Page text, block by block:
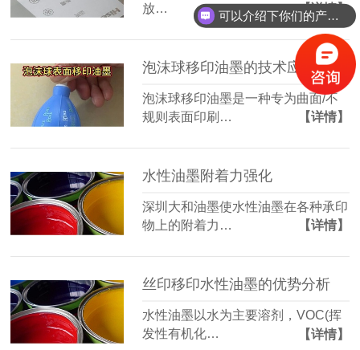
放…
【详情】
泡沫球移印油墨的技术应用
泡沫球移印油墨是一种专为曲面/不
规则表面印刷…
【详情】
水性油墨附着力强化
深圳大和油墨使水性油墨在各种承印
物上的附着力…
【详情】
丝印移印水性油墨的优势分析
水性油墨以水为主要溶剂，VOC(挥
发性有机化…
【详情】
可以介绍下你们的产品么？